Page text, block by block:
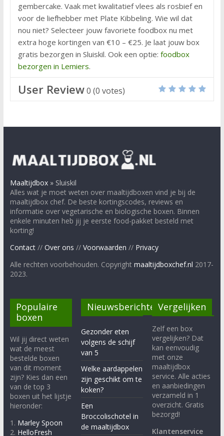
gembercake. Vaak met kwalitatief vlees als rosbief en
voor de liefhebber met Plate Kibbeling. Wie wil dat
nou niet? Selecteer jouw favoriete foodbox nu met
extra hoge kortingen van €10 – €25. Je laat jouw box
gratis bezorgen in Sluiskil. Ook een optie: foodbox
bezorgen in Lemiers.
User Review0 (0 votes)
Maaltijdbox» Sluiskil
Alles wat je moet weten over maaltijdboxen vind je bij de
maaltijdbox chef. De beste kortingscodes, reviews en
informatie over vegetarische en biologische boxen. Binnen
enkele minuten heb jij je eerste food-pakket besteld met
korting!
Contact// Over ons // Voorwaarden // Privacy
Alle rechten voorbehouden. Copyright maaltijdboxchef.nl 2017-
2023.
Populaire
boxen
Wil jij direct weten
wat de meest
bestelde boxen
van dit moment
zijn? Kies dan een
van de top 3
boxen uit het lijstje
hieronder:
1. Marley Spoon
2. HelloFresh
Nieuwsberichten
Gezonder eten
volgens de schijf
van 5
Welke aardappelen
zijn geschikt om te
koken?
Een
Broccolischotel in
de maaltijdbox
Vergelijken
Zelf een box
vergelijken? Dat
kan eenvoudig
met onze
maaltijdbox
service. Alle acties
en aanbiedingen
verzameld in 1
overzicht. Gratis
bezorgd!
Klantenservice